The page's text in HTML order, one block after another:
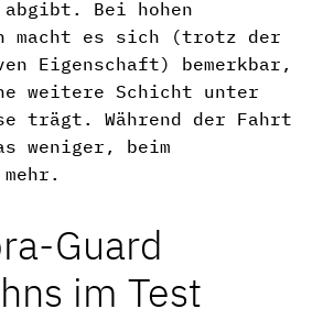
abgibt. Bei hohen
macht es sich (trotz der
Eigenschaft) bemerkbar,
weitere Schicht unter
trägt. Während der Fahrt
weniger, beim
Guard
im Test